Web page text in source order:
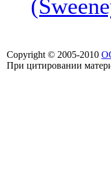
Copyright © 2005-2010
При цитировании